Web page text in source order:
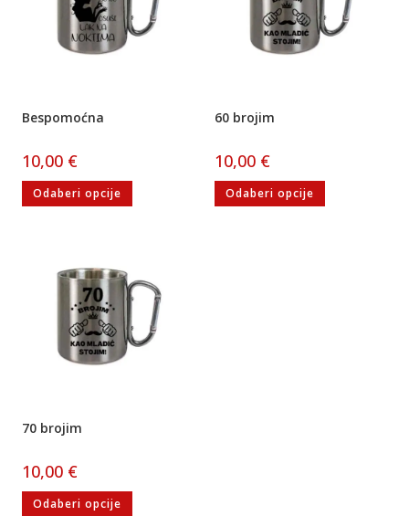
Bespomoćna
10,00 €
Odaberi opcije
60 brojim
10,00 €
Odaberi opcije
70 brojim
10,00 €
Odaberi opcije